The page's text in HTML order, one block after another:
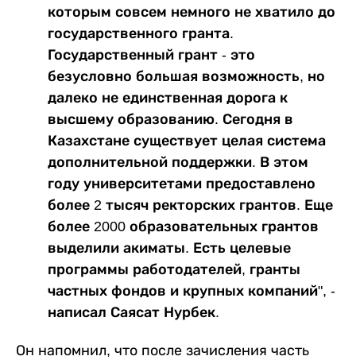
которым совсем немного не хватило до
государственного гранта.
Государственный грант - это
безусловно большая возможность, но
далеко не единственная дорога к
высшему образованию. Сегодня в
Казахстане существует целая система
дополнительной поддержки. В этом
году университетами предоставлено
более 2 тысяч ректорских грантов. Еще
более 2000 образовательных грантов
выделили акиматы. Есть целевые
программы работодателей, гранты
частных фондов и крупных компаний", -
написал Саясат Нурбек.
Он напомнил, что после зачисления часть